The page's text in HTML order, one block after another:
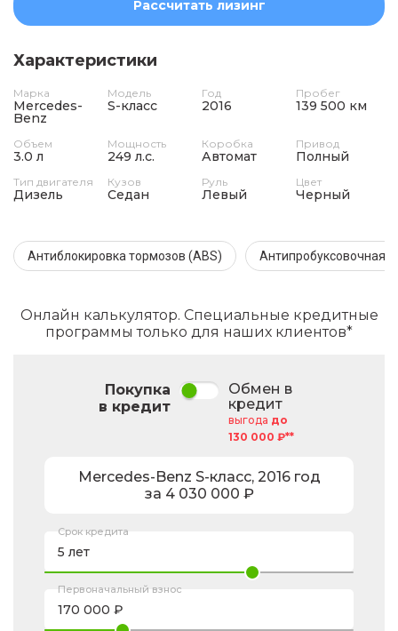
Рассчитать лизинг
Характеристики
Марка
Mercedes-
Benz
Модель
S-класс
Год
2016
Пробег
139 500 км
Объем
3.0 л
Мощность
249 л.с.
Коробка
Автомат
Привод
Полный
Тип двигателя
Дизель
Кузов
Седан
Руль
Левый
Цвет
Черный
Антиблокировка тормозов (ABS) Антипробуксовочная
Онлайн калькулятор. Специальные кредитные
программы только для наших клиентов*
Покупка
в кредит
Обмен в
кредит
выгода до
130 000 ₽**
Mercedes-Benz S-класс, 2016год
за 4 030 000 ₽
Срок кредита
Первоначальный взнос